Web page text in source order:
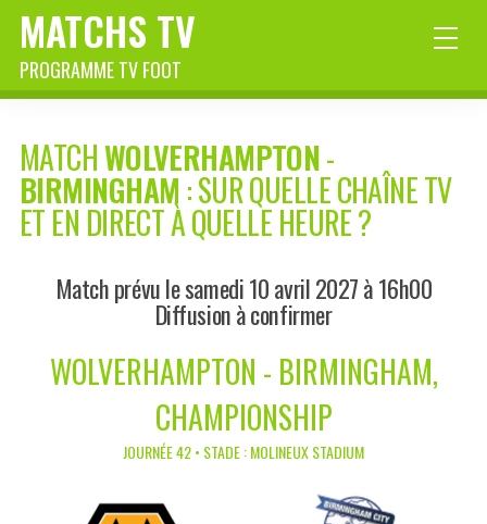
MATCHS TV
PROGRAMME TV FOOT
MATCHWOLVERHAMPTON-
BIRMINGHAM : SUR QUELLE CHAÎNE TV
ET EN DIRECT À QUELLE HEURE ?
Match prévu le samedi 10 avril 2027 à 16h00
Diffusion à confirmer
WOLVERHAMPTON - BIRMINGHAM,
CHAMPIONSHIP
JOURNÉE 42 • STADE : MOLINEUX STADIUM